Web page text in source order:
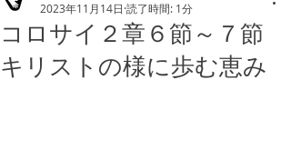
コロサイ２章６節～７節
キリストの様に歩む恵み
2023年11月14日 読了時間: 1分